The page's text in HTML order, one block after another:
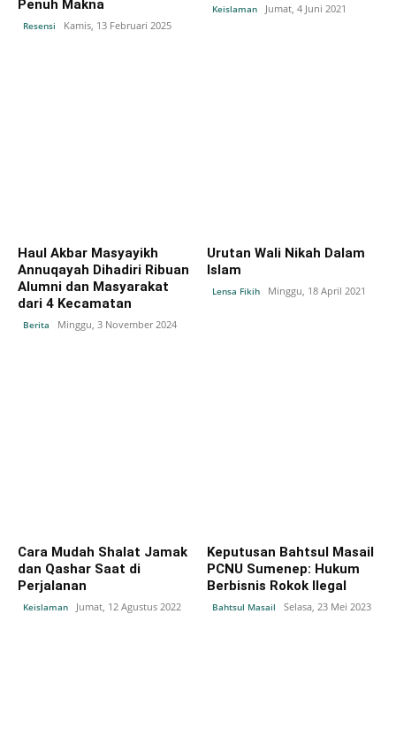
Penuh Makna
Resensi Kamis, 13 Februari 2025
Keislaman Jumat, 4 Juni 2021
Haul Akbar Masyayikh
Annuqayah Dihadiri Ribuan
Alumni dan Masyarakat
dari 4 Kecamatan
Berita Minggu, 3 November 2024
Urutan Wali Nikah Dalam
Islam
Lensa Fikih Minggu, 18 April 2021
Cara Mudah Shalat Jamak
dan Qashar Saat di
Perjalanan
Keislaman Jumat, 12 Agustus 2022
Keputusan Bahtsul Masail
PCNU Sumenep: Hukum
Berbisnis Rokok Ilegal
Bahtsul Masail Selasa, 23 Mei 2023